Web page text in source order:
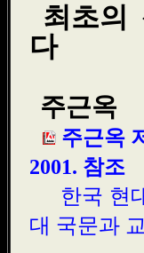
최초의
다
주근옥
주근옥
2001. 참조
한국 현
대 국문과